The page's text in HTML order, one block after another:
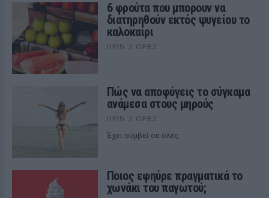
6 φρούτα που μπορουν να
διατηρηθούν εκτός ψυγείου το
καλοκαίρι
ΠΡΙΝ 2 ΏΡΕΣ
Πώς να αποφύγεις το σύγκαμα
ανάμεσα στους μηρούς
ΠΡΙΝ 2 ΏΡΕΣ
Έχει συμβεί σε όλες
Ποιος εφηύρε πραγματικά το
χωνάκι του παγωτού;